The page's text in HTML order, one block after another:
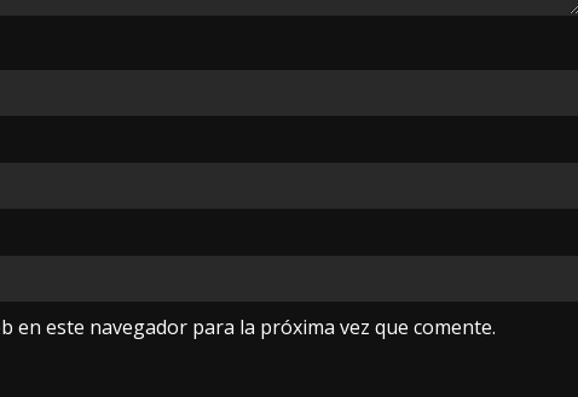
en este navegador para la próxima vez que comente.